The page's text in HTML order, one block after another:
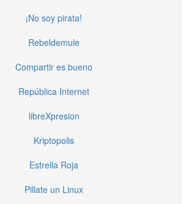
¡No soy pirata!
Rebeldemule
Compartir es bueno
República Internet
libreXpresion
Kriptopolis
Estrella Roja
Pillate un Linux